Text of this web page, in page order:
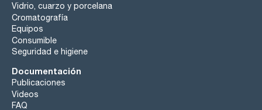
Vidrio, cuarzo y porcelana
Cromatografía
Equipos
Consumible
Seguridad e higiene
Documentación
Publicaciones
Videos
FAQ